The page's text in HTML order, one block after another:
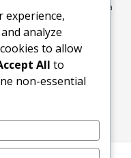
para los canales. La
experience,
analyze
to allow
All to
non-essential